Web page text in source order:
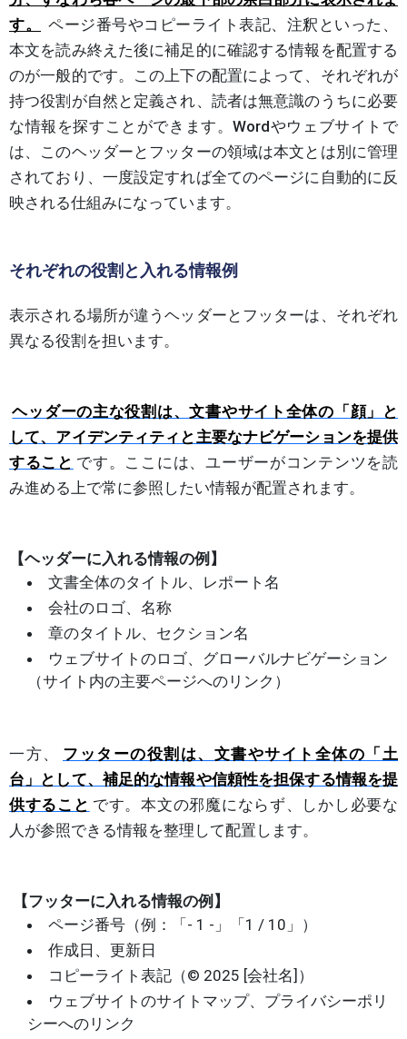
す。
ページ番号やコピーライト表記、注釈といった、
本文を読み終えた後に補足的に確認する情報を配置する
のが一般的です。この上下の配置によって、それぞれが
持つ役割が自然と定義され、読者は無意識のうちに必要
な情報を探すことができます。Wordやウェブサイトで
は、このヘッダーとフッターの領域は本文とは別に管理
されており、一度設定すれば全てのページに自動的に反
映される仕組みになっています。
それぞれの役割と入れる情報例
表示される場所が違うヘッダーとフッターは、それぞれ
異なる役割を担います。
ヘッダーの主な役割は、文書やサイト全体の「顔」と
して、アイデンティティと主要なナビゲーションを提供
すること です。ここには、ユーザーがコンテンツを読
み進める上で常に参照したい情報が配置されます。
【ヘッダーに入れる情報の例】
文書全体のタイトル、レポート名
会社のロゴ、名称
章のタイトル、セクション名
ウェブサイトのロゴ、グローバルナビゲーション
（サイト内の主要ページへのリンク）
一方、
フッターの役割は、文書やサイト全体の「土
台」として、補足的な情報や信頼性を担保する情報を提
供すること です。本文の邪魔にならず、しかし必要な
人が参照できる情報を整理して配置します。
【フッターに入れる情報の例】
ページ番号（例：「- 1 -」「1 / 10」）
作成日、更新日
コピーライト表記（© 2025 [会社名]）
ウェブサイトのサイトマップ、プライバシーポリ
シーへのリンク